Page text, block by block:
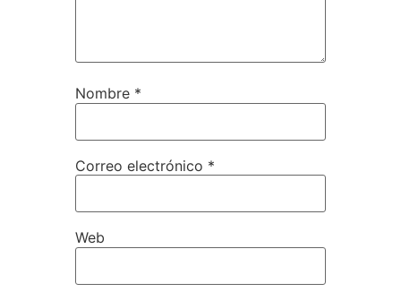
Nombre *
Correo electrónico *
Web